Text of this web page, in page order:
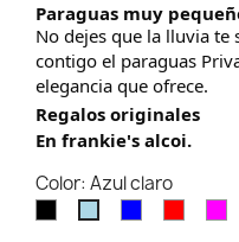
Paraguas muy
No dejes que la lluvia
contigo el paraguas
elegancia que ofrece.
Regalos originales
En frankie's alcoi.
Color: Azul claro
NegroAzul
claro
Azul Rojo